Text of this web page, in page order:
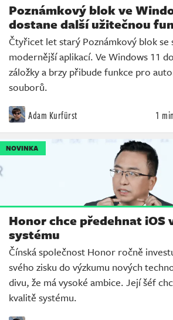
Poznámkový blok ve
dostane další užitečnou
Čtyřicet let starý Poznámkový blok se
modernější aplikací. Ve Windows 11
záložky a brzy přibude funkce pro
souborů.
Adam Kurfürst 1
NOVINKA
Honor chce předehnat iOS
systému
Čínská společnost Honor ročně
svého zisku do výzkumu nových
divu, že má vysoké ambice. Její šéf
kvalitě systému.